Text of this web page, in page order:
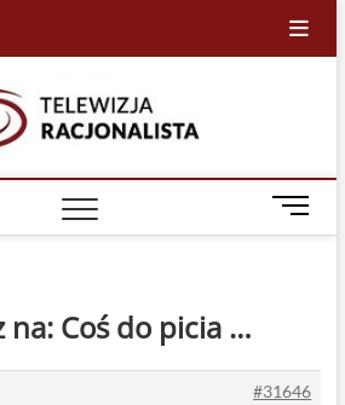
M
e
t
Coś do picia …
#31646